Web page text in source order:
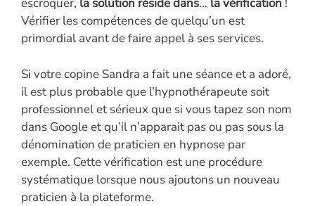
Vérifier les compétences de quelqu’un est
primordial avant de faire appel à ses services.
Si votre copine Sandra a fait une séance et a adoré,
il est plus probable que l’hypnothérapeute soit
professionnel et sérieux que si vous tapez son nom
dans Google et qu’il n’apparait pas ou pas sous la
dénomination de praticien en hypnose par
exemple. Cette vérification est une procédure
systématique lorsque nous ajoutons un nouveau
praticien à la plateforme.